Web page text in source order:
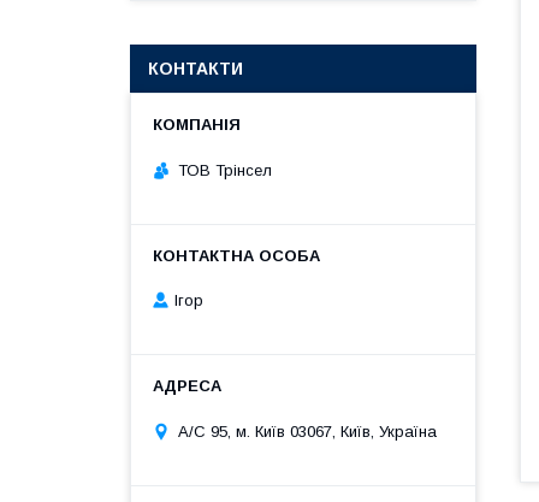
КОНТАКТИ
ТОВ Трінсел
Ігор
А/С 95, м. Київ 03067, Київ, Україна